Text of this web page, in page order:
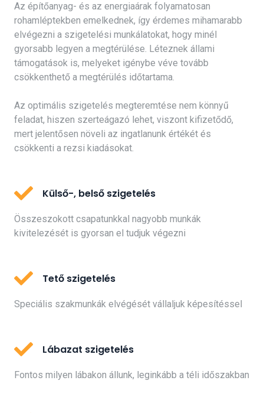
Az építőanyag- és az energiaárak folyamatosan
rohamléptekben emelkednek, így érdemes mihamarabb
elvégezni a szigetelési munkálatokat, hogy minél
gyorsabb legyen a megtérülése. Léteznek állami
támogatások is, melyeket igénybe véve tovább
csökkenthető a megtérülés időtartama.
Az optimális szigetelés megteremtése nem könnyű
feladat, hiszen szerteágazó lehet, viszont kifizetődő,
mert jelentősen növeli az ingatlanunk értékét és
csökkenti a rezsi kiadásokat.
Külső-, belső szigetelés
Összeszokott csapatunkkal nagyobb munkák
kivitelezését is gyorsan el tudjuk végezni
Tető szigetelés
Speciális szakmunkák elvégését vállaljuk képesítéssel
Lábazat szigetelés
Fontos milyen lábakon állunk, leginkább a téli időszakban